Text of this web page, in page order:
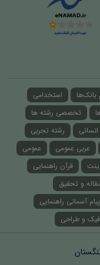
بانک‌ها
استخدامی
تخصصی رشته ها
رشته تجربی
عربی عمومی
عمومی
قرآن راهنمایی
و تحقیق
پیام آسمانی راهنمایی
و طراحی